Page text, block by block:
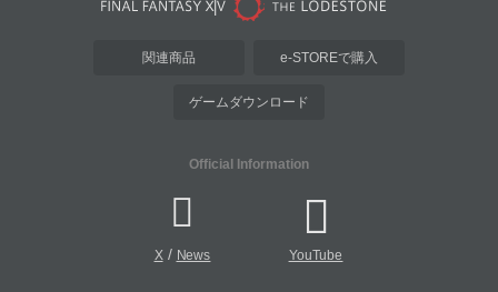
関連商品 e-STOREで購入
ゲームダウンロード
Official Information
X/ News YouTube